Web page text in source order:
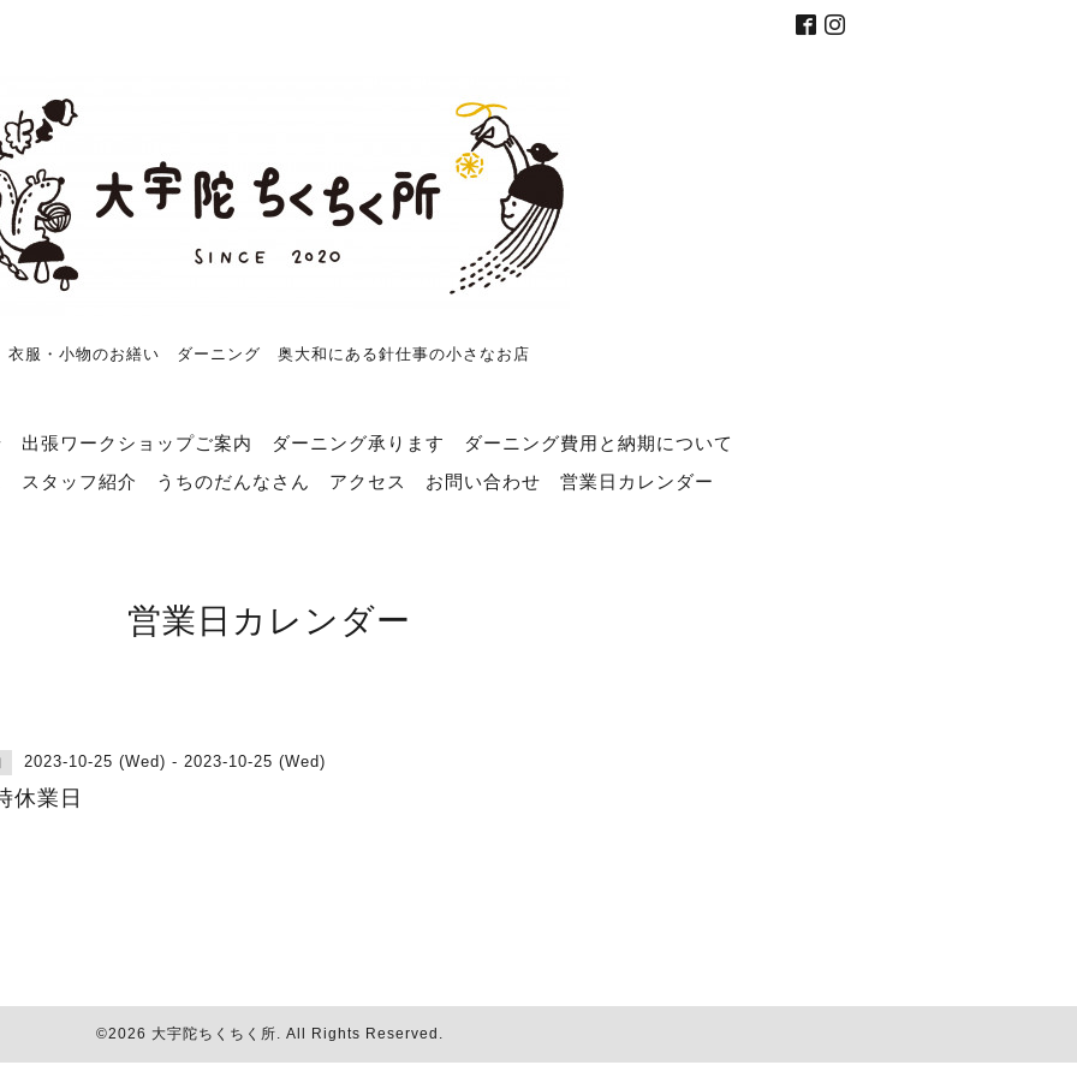
衣服・小物のお繕い ダーニング 奥大和にある針仕事の小さなお店
出張ワークショップご案内 ダーニング承ります
ダーニング費用と納期について
スタッフ紹介 うちのだんなさん アクセス お問い合わせ 営業日カレンダー
営業日カレンダー
2023-10-25 (Wed) - 2023-10-25 (Wed)
休業日
©2026 大宇陀ちくちく所. All Rights Reserved.